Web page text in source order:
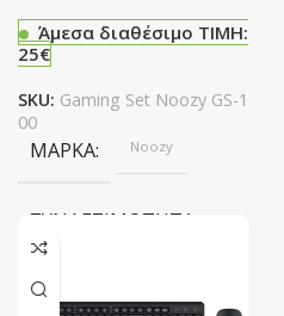
Άμεσα διαθέσιμο ΤΙΜΗ:
25€
SKU: Gaming Set Noozy GS-1
00
ΜΆΡΚΑ Noozy
ΣΥΝΔΕΣΙΜΌΤΗΤΑ
USB